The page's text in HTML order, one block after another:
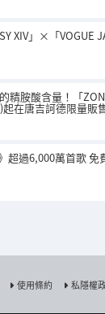
XIV」×「VOGUE
精胺酸含量！「
在唐吉訶德限量販
超過6,000萬首歌 免
使用條約 私隱權